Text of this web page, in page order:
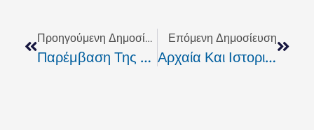
Προηγούμενη Δημοσίευση
Παρέμβαση Της Κ. Κεφαλογιάννη Για Τον Ο.Α.Ε.Ε.
Επόμενη Δημοσίευση
Αρχαία Και Ιστορικά Ελαιόδενδρα.